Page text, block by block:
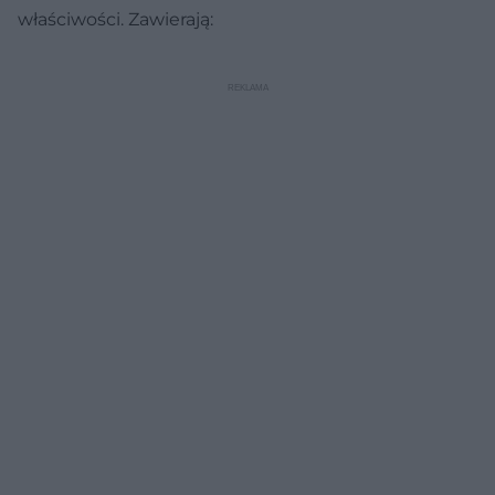
właściwości. Zawierają: